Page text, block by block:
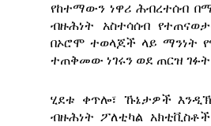
የከተማውን ነዋሪ ሕብረተሰብ
ብዙሕነት አስተሳሰብ
በኦሮሞ ተወላጆች ላይ ማንነት
ተጠቅመው ነገሩን ወደ ጠርዝ
ሂደቱ ቀጥሎ፣ ኹኔታዎች እንዲኽ
ብዙሕነት ፖለቲካል